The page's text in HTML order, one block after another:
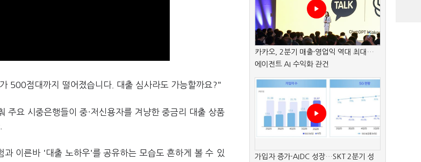
500점대까지 떨어졌습니다. 대출 심사라도 가능할까요?"
주요 시중은행들이 중·저신용자를 겨냥한 중금리 대출 상품
이른바 '대출 노하우'를 공유하는 모습도 흔하게 볼 수 있
카카오, 2분기 매출·영업익 역대 최대…
에이전트 AI 수익화 관건
가입자 증가·AIDC 성장…SKT 2분기 성